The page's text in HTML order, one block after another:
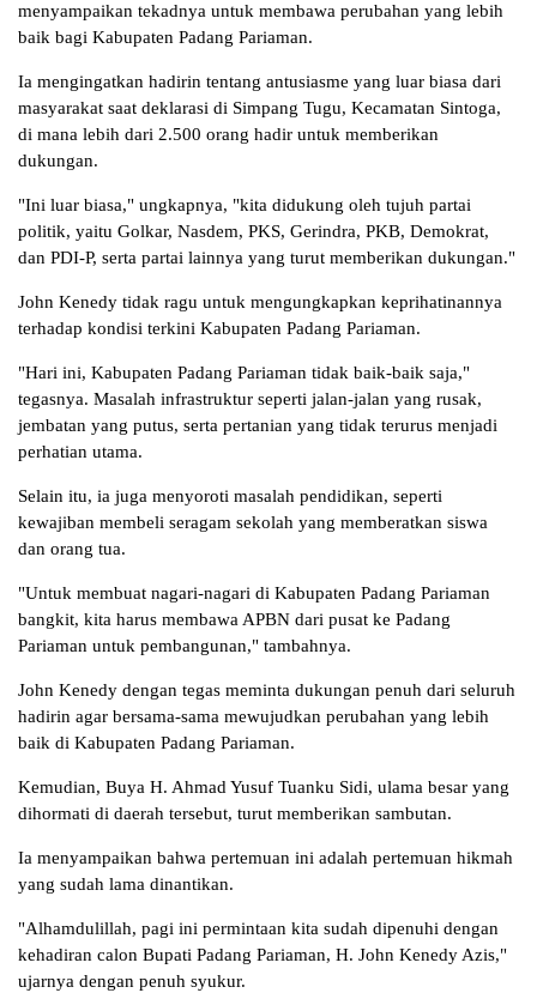
menyampaikan tekadnya untuk membawa perubahan yang lebih
baik bagi Kabupaten Padang Pariaman.
Ia mengingatkan hadirin tentang antusiasme yang luar biasa dari
masyarakat saat deklarasi di Simpang Tugu, Kecamatan Sintoga,
di mana lebih dari 2.500 orang hadir untuk memberikan
dukungan.
"Ini luar biasa," ungkapnya, "kita didukung oleh tujuh partai
politik, yaitu Golkar, Nasdem, PKS, Gerindra, PKB, Demokrat,
dan PDI-P, serta partai lainnya yang turut memberikan dukungan."
John Kenedy tidak ragu untuk mengungkapkan keprihatinannya
terhadap kondisi terkini Kabupaten Padang Pariaman.
"Hari ini, Kabupaten Padang Pariaman tidak baik-baik saja,"
tegasnya. Masalah infrastruktur seperti jalan-jalan yang rusak,
jembatan yang putus, serta pertanian yang tidak terurus menjadi
perhatian utama.
Selain itu, ia juga menyoroti masalah pendidikan, seperti
kewajiban membeli seragam sekolah yang memberatkan siswa
dan orang tua.
"Untuk membuat nagari-nagari di Kabupaten Padang Pariaman
bangkit, kita harus membawa APBN dari pusat ke Padang
Pariaman untuk pembangunan," tambahnya.
John Kenedy dengan tegas meminta dukungan penuh dari seluruh
hadirin agar bersama-sama mewujudkan perubahan yang lebih
baik di Kabupaten Padang Pariaman.
Kemudian, Buya H. Ahmad Yusuf Tuanku Sidi, ulama besar yang
dihormati di daerah tersebut, turut memberikan sambutan.
Ia menyampaikan bahwa pertemuan ini adalah pertemuan hikmah
yang sudah lama dinantikan.
"Alhamdulillah, pagi ini permintaan kita sudah dipenuhi dengan
kehadiran calon Bupati Padang Pariaman, H. John Kenedy Azis,"
ujarnya dengan penuh syukur.